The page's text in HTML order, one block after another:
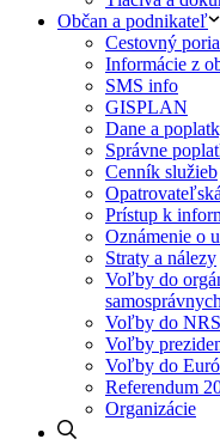
Občan a podnikateľ
Cestovný
Informácie z
SMS info
GISPLAN
Dane a
Správne
Cenník služieb
Prístup k
Oznámenie o
Straty a nálezy
Voľby do
Voľby do
Voľby
Voľby do
Referendum
Organizácie